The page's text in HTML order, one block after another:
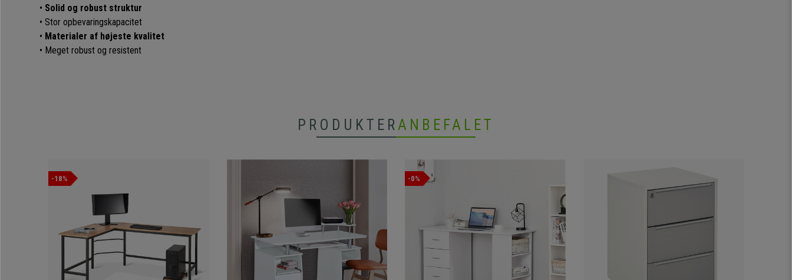
• Solid og robust struktur
• Stor opbevaringskapacitet
• Materialer af højeste kvalitet
• Meget robust og resistent
PRODUKTERANBEFALET
-18% -0%